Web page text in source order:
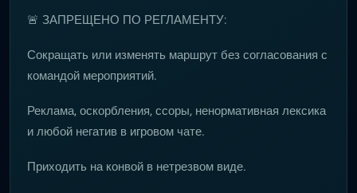
🚨 ЗАПРЕЩЕНО ПО РЕГЛАМЕНТУ:
Сокращать или изменять маршрут без согласования с
командой мероприятий.
Реклама, оскорбления, ссоры, ненормативная лексика
и любой негатив в игровом чате.
Приходить на конвой в нетрезвом виде.